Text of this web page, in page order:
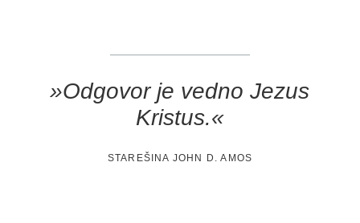
»Odgovor je vedno Jezus
Kristus.«
STAREŠINA JOHN D. AMOS